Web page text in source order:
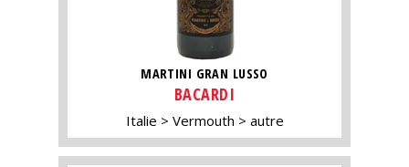
MARTINI GRAN LUSSO
BACARDI
Italie Vermouth autre